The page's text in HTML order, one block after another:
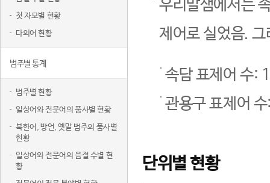
첫 자모별 현황
다의어 현황
범주별 통계
범주별 현황
일상어와 전문어의 품사별 현황
북한어, 방언, 옛말 범주의 품사별
현황
일상어와 전문어의 음절 수별 현
황
우리말샘에서는
제어로 실었음.
속담 표제어 수:
관용구 표제어
단위별 현황